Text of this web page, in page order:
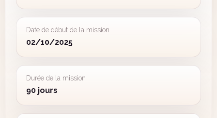
Date de début de la mission
02/10/2025
Durée de la mission
90 jours